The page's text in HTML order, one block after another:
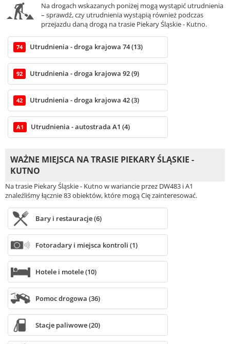
Na drogach wskazanych poniżej mogą wystąpić utrudnienia
– sprawdź, czy utrudnienia wystąpią również podczas
przejazdu daną drogą na trasie Piekary Śląskie - Kutno.
74 Utrudnienia - droga krajowa 74 (13)
92 Utrudnienia - droga krajowa 92 (9)
42 Utrudnienia - droga krajowa 42 (3)
A1 Utrudnienia - autostrada A1 (4)
WAŻNE MIEJSCA NA TRASIE PIEKARY ŚLĄSKIE -
KUTNO
Na trasie Piekary Śląskie - Kutno w wariancie przez DW483 i A1
znaleźliśmy łącznie 83 obiektów, które mogą Cię zainteresować.
Bary i restauracje (6)
Fotoradary i miejsca kontroli (1)
Hotele i motele (10)
Pomoc drogowa (36)
Stacje paliwowe (20)